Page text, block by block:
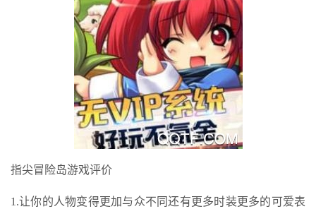
指尖冒险岛游戏评价
1.让你的人物变得更加与众不同还有更多时装更多的可爱表